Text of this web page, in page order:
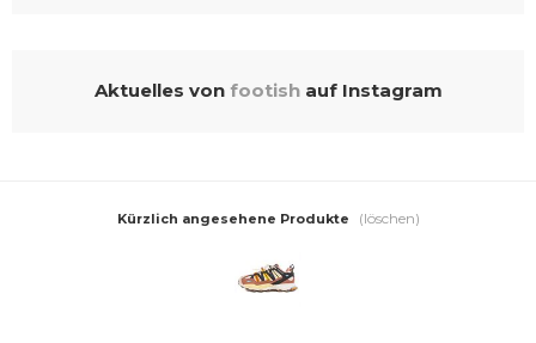
Aktuelles von footishauf Instagram
Kürzlich angesehene Produkte (löschen)